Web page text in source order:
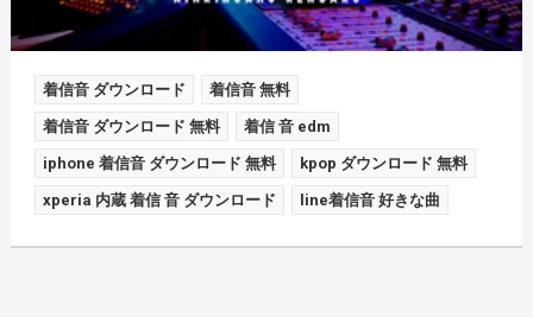
着信音 ダウンロード 着信音 無料
着信音 ダウンロード 無料 着信 音 edm
iphone 着信音 ダウンロード 無料 kpop ダウンロード 無料
xperia 内蔵 着信 音 ダウンロード line着信音 好きな曲